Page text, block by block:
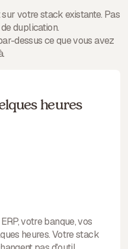
votre stack existante. Pas
duplication.
dessus ce que vous avez
heures
votre banque, vos
heures. Votre stack